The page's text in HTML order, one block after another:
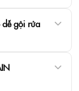
dễ gội rửa